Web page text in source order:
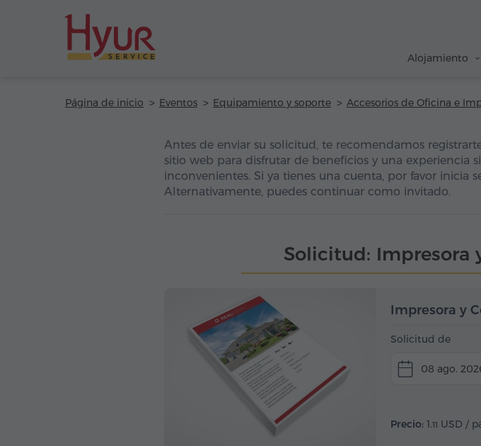
Alojamiento
Página de inicio Eventos Equipamiento y soporte
Antes de enviar su solicitud, te recomendamos
sitio web para disfrutar de beneficios y una experiencia
inconvenientes. Si ya tienes una cuenta, por favor inicia
Alternativamente, puedes continuar como invitado.
Solicitud: Impresora
Impresora y
Solicitud de
08 ago.
Precio: 1.11 USD /